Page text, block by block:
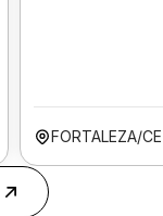
FORTALEZA/CE